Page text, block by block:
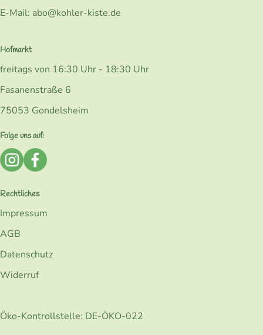
E-Mail: abo@kohler-kiste.de
Hofmarkt
freitags von 16:30 Uhr - 18:30 Uhr
Fasanenstraße 6
75053 Gondelsheim
Folge uns auf:
Externer Link zu https://www.instagram.com/
Externer Link zu https://www.facebook.com/
Rechtliches
Impressum
AGB
Datenschutz
Widerruf
Öko-Kontrollstelle: DE-ÖKO-022